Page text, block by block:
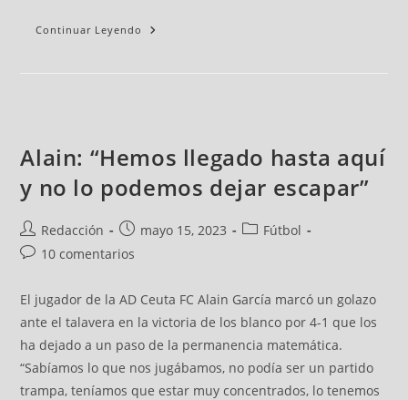
Continuar Leyendo
Alain: “Hemos llegado hasta aquí
y no lo podemos dejar escapar”
Redacción mayo 15, 2023
Fútbol
10 comentarios
El jugador de la AD Ceuta FC Alain García marcó un golazo
ante el talavera en la victoria de los blanco por 4-1 que los
ha dejado a un paso de la permanencia matemática.
“Sabíamos lo que nos jugábamos, no podía ser un partido
trampa, teníamos que estar muy concentrados, lo tenemos